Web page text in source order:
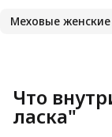
Меховые
Что
ласка"